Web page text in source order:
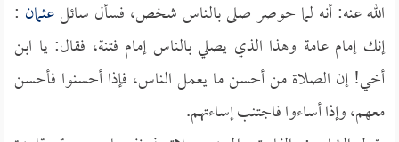
الله عنه: أنه لما حوصر صلى بالناس شخص، فسأل سائلعثمان :
إنك إمام عامة وهذا الذي يصلي بالناس إمام فتنة، فقال: يا ابن
أخي! إن الصلاة من أحسن ما يعمل الناس، فإذا أحسنوا فأحسن
معهم، وإذا أساءوا فاجتنب إساءتهم.